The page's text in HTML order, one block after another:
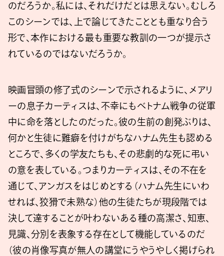
のだろうか。私には、それだけだとは思えない。むしろ
このシーンでは、上で論じてきたこととも重なり合う
形で、本作における最も重要な教訓の一つが提示さ
れているのではないだろうか。
映画冒頭の修了式のシーンで示されるように、メアリ
ーの息子カーティスは、不幸にもベトナム戦争の従軍
中に命を落としたのだった。彼の生前の創発ぶりは、
何かと生徒に難癖を付けがちなハナム先生も認める
ところで、多くの学友たちも、その悲劇的な死に弔い
の意を表している。つまりカーティスは、その不在を
通じて、アンガスをはじめとする（ハナム先生にいわ
せれば、狡猾で未熟な）他の生徒たちが現段階では
決して達することが叶わないある種の高潔さ、知恵、
見識、分別を表象する存在として機能しているのだ
（彼の肖像写真が無人の講堂にうやうやしく掲げられ